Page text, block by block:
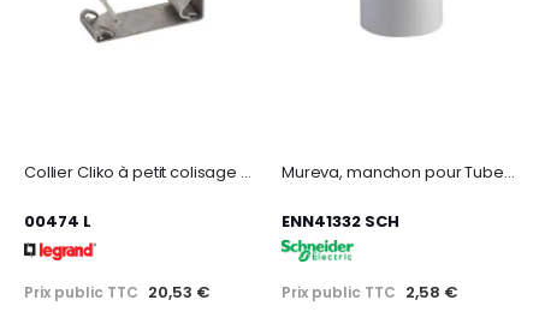
Collier Cliko à petit colisage Ø40mm - inox
00474 L
Prix public TTC 20,53 €
Mureva, manchon pour Tube 3321 - Gris - Ø32 mm
ENN41332 SCH
Prix public TTC 2,58 €